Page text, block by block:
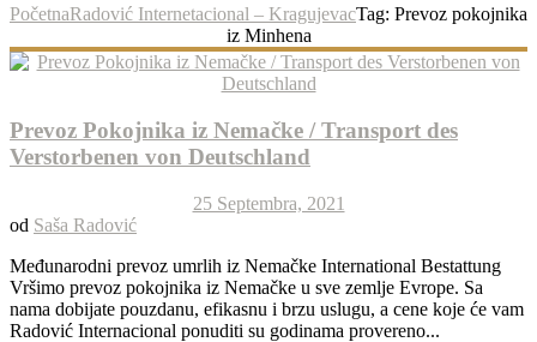
PočetnaRadović Internetacional – KragujevacTag: Prevoz pokojnika
iz Minhena
Prevoz Pokojnika iz Nemačke / Transport des
Verstorbenen von Deutschland
25 Septembra, 2021
od Saša Radović
Međunarodni prevoz umrlih iz Nemačke International Bestattung
Vršimo prevoz pokojnika iz Nemačke u sve zemlje Evrope. Sa
nama dobijate pouzdanu, efikasnu i brzu uslugu, a cene koje će vam
Radović Internacional ponuditi su godinama provereno...